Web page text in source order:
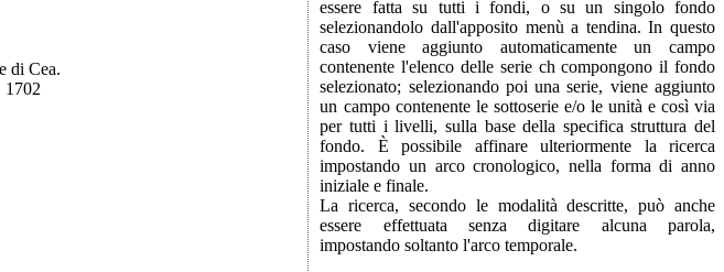
essere fatta su tutti i fondi, o su un singolo fondo
selezionandolo dall'apposito menù a tendina. In questo
caso viene aggiunto automaticamente un campo
contenente l'elenco delle serie ch compongono il fondo
selezionato; selezionando poi una serie, viene aggiunto
un campo contenente le sottoserie e/o le unità e così via
per tutti i livelli, sulla base della specifica struttura del
fondo. È possibile affinare ulteriormente la ricerca
impostando un arco cronologico, nella forma di anno
iniziale e finale.
La ricerca, secondo le modalità descritte, può anche
essere effettuata senza digitare alcuna parola,
impostando soltanto l'arco temporale.
di Cea.
1702